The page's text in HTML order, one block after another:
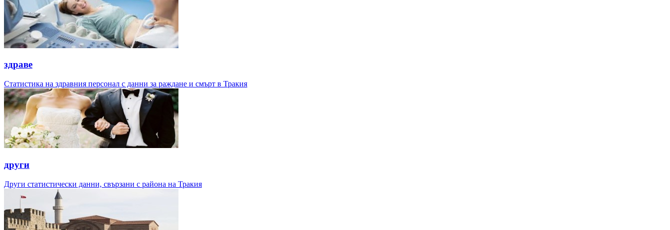
здраве
Статистика на здравния персонал с данни за раждане и смърт в Тракия
други
Други статистически данни, свързани с района на Тракия